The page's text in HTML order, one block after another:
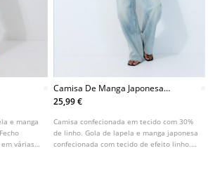
e manga
várias
Camisa De Manga Japonesa
Com Efeito Linho
25,99 €
Camisa confecionada em tecido com 30%
de linho. Gola de lapela e manga japonesa
confecionada com tecido de efeito linho.